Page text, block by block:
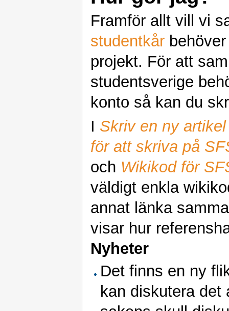
Framför allt vill vi
studentkår
projekt. För att
studentsverige
konto så kan du
I Skriv en ny artikel
för att skriva på
och Wikikod för
väldigt enkla
annat länka
visar hur
Nyheter
Det finns en ny
kan diskutera det